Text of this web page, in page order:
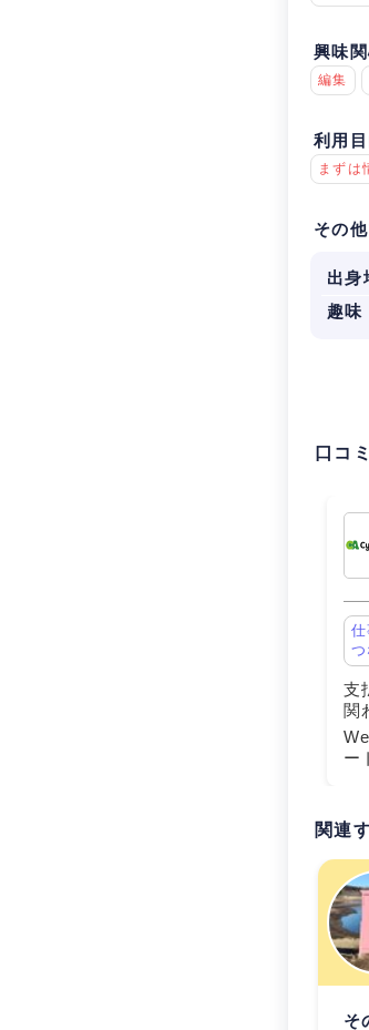
興味
編集
利用
まずは
その
出身
趣味
口コ
支
関
ー
チ
署
関連
そ